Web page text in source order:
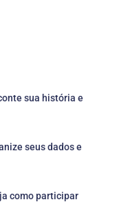
sua história e
seus dados e
como participar